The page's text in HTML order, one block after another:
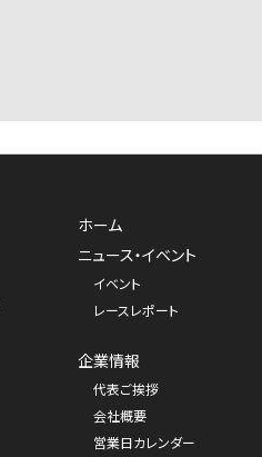
ホーム
ニュース・イベント
イベント
レースレポート
企業情報
代表ご挨拶
会社概要
営業日カレンダー